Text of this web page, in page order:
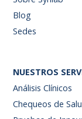
Blog
Sedes
NUESTROS
Análisis Clínicos
Chequeos de